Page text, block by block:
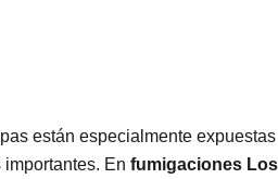
están especialmente
En fumigaciones